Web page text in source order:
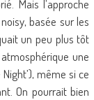
Mais l’approche
basée sur les
un peu plus tôt
une
même si ce
On pourrait bien